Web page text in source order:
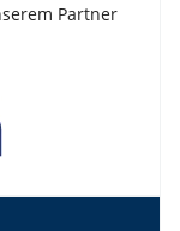
Partner